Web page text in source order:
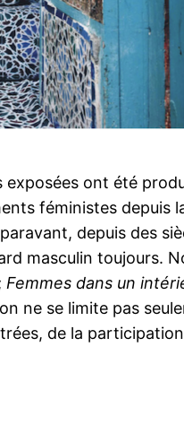
ont été
féministes depuis
depuis des
masculin toujours.
Femmes dans un
ne se limite pas
de la